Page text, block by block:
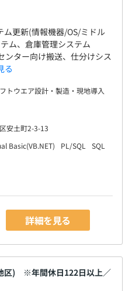
更新(情報機器/OS/ミドル
ム、倉庫管理システム
ンター向け搬送、仕分けシス
る
トウエア設計・製造・現地導入
安土町2-3-13
Basic(VB.NET) PL/SQL
SQL
詳細を見る
区) ※年間休日122日以上／